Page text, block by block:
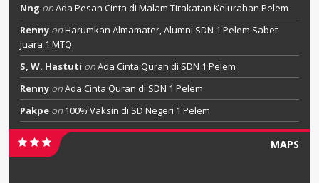
Nng onAda Pesan Cinta di Malam Tirakatan Kelurahan Pelem
Renny onHarumkan Almamater, Alumni SDN 1 Pelem Sabet
Juara 1 MTQ
S, W. Hastuti onAda Cinta Quran di SDN 1 Pelem
Renny onAda Cinta Quran di SDN 1 Pelem
Pakpe on 100% Vaksin di SD Negeri 1 Pelem
MAPS